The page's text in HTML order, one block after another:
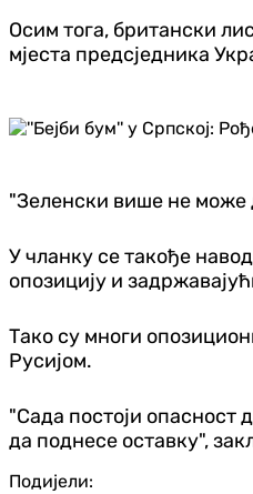
Осим тога, британски
мјеста предсједника
"Зеленски више не може
У чланку се такође
опозицију и
Тако су многи
Русијом.
"Сада постоји опасност
да поднесе оставку",
Подијели: